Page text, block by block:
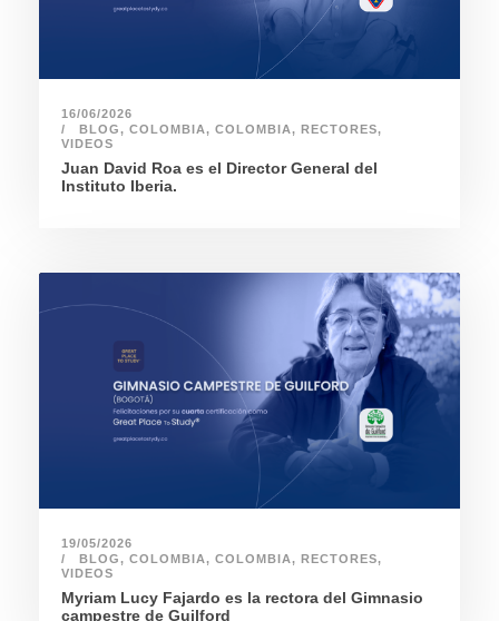
16/06/2026
BLOG, COLOMBIA, COLOMBIA, RECTORES,
VIDEOS
Juan David Roa es el Director General del
Instituto Iberia.
19/05/2026
BLOG, COLOMBIA, COLOMBIA, RECTORES,
VIDEOS
Myriam Lucy Fajardo es la rectora del Gimnasio
campestre de Guilford